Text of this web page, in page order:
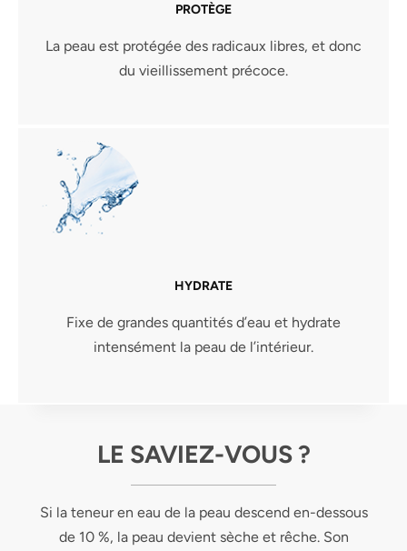
PROTÈGE
La peau est protégée des radicaux libres, et donc
du vieillissement précoce.
HYDRATE
Fixe de grandes quantités d’eau et hydrate
intensément la peau de l’intérieur.
LE SAVIEZ-VOUS ?
Si la teneur en eau de la peau descend en-dessous
de 10 %, la peau devient sèche et rêche. Son